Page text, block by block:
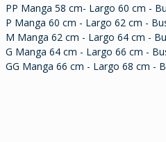
PP Manga 58 cm- Largo 60 cm -
P Manga 60 cm - Largo 62 cm -
M Manga 62 cm - Largo 64 cm -
G Manga 64 cm - Largo 66 cm -
GG Manga 66 cm - Largo 68 cm -